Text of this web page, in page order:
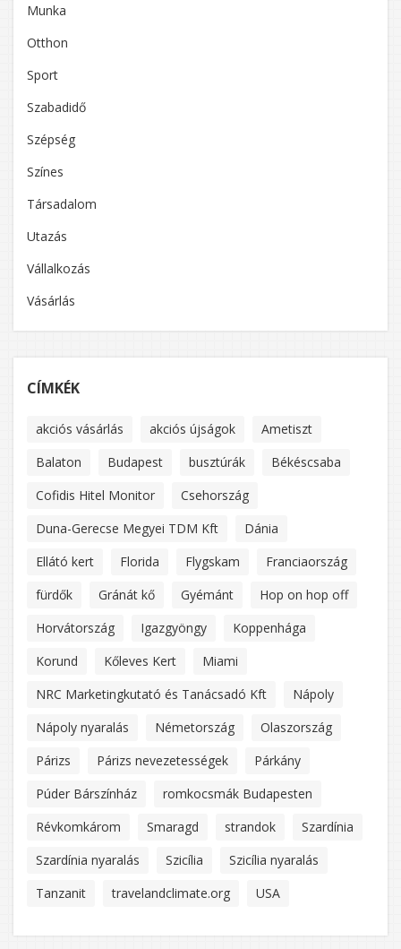
Munka
Otthon
Sport
Szabadidő
Szépség
Színes
Társadalom
Utazás
Vállalkozás
Vásárlás
CÍMKÉK
akciós vásárlás akciós újságok
Ametiszt
Balaton
Budapest busztúrák
Békéscsaba
Cofidis Hitel Monitor
Csehország
Duna-Gerecse Megyei TDM Kft
Dánia
Ellátó kert
Florida Flygskam
Franciaország
fürdők
Gránát kő Gyémánt
Hop on hop off
Horvátország
Igazgyöngy
Koppenhága
Korund
Kőleves Kert
Miami
NRC Marketingkutató és Tanácsadó Kft
Nápoly
Nápoly nyaralás
Németország
Olaszország
Párizs
Párizs nevezetességek
Párkány
Púder Bárszínház
romkocsmák Budapesten
Révkomkárom
Smaragd strandok
Szardínia
Szardínia nyaralás
Szicília
Szicília nyaralás
Tanzanit
travelandclimate.org USA